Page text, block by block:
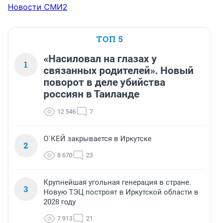
Новости СМИ2
ТОП 5
1
«Насиловал на глазах у
связанных родителей». Новый
поворот в деле убийства
россиян в Таиланде
12 546 7
2
О`КЕЙ закрывается в Иркутске
8 670 23
3
Крупнейшая угольная генерация в стране.
Новую ТЭЦ построят в Иркутской области в
2028 году
7 913 21